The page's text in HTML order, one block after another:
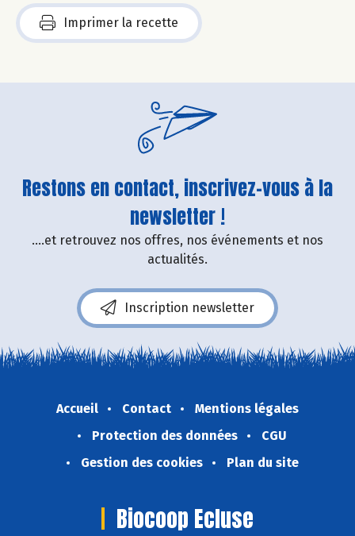
Imprimer la recette
Restons en contact, inscrivez-vous à la
newsletter !
....et retrouvez nos offres, nos événements et nos
actualités.
Inscription newsletter
Accueil Contact
Mentions légales
Protection des données
CGU
Gestion des cookies
Plan du site
Biocoop Ecluse